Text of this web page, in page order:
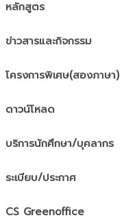
หลักสูตร
ข่าวสารและกิจกรรม
โครงการพิเศษ(สองภาษา)
ดาวน์โหลด
บริการนักศึกษา/บุคลากร
ระเบียบ/ประกาศ
CS Greenoffice